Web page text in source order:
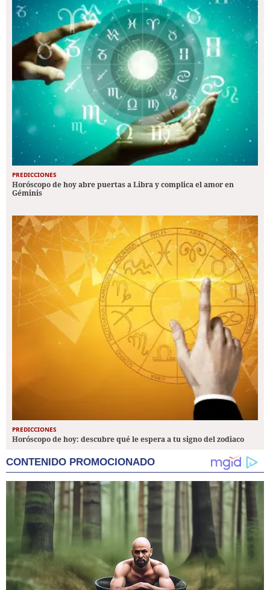
PREDICCIONES
Horóscopo de hoy abre puertas a Libra y complica el amor en
Géminis
PREDICCIONES
Horóscopo de hoy: descubre qué le espera a tu signo del zodiaco
CONTENIDO PROMOCIONADO